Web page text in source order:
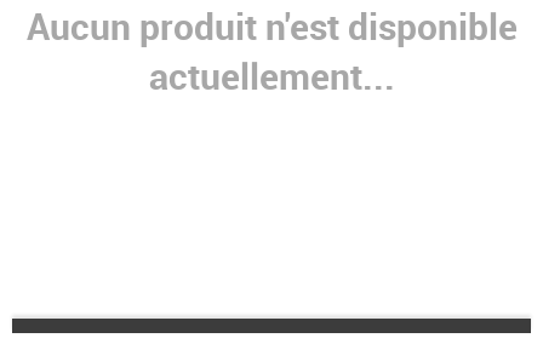
Aucun produit n'est disponible
actuellement...